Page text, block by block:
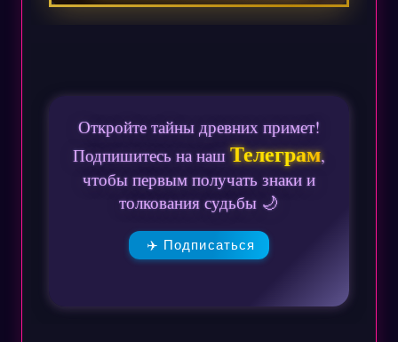
Откройте тайны древних примет!
Подпишитесь на нашТелеграм,
чтобы первым получать знаки и
толкования судьбы 🌙
✈️ Подписаться